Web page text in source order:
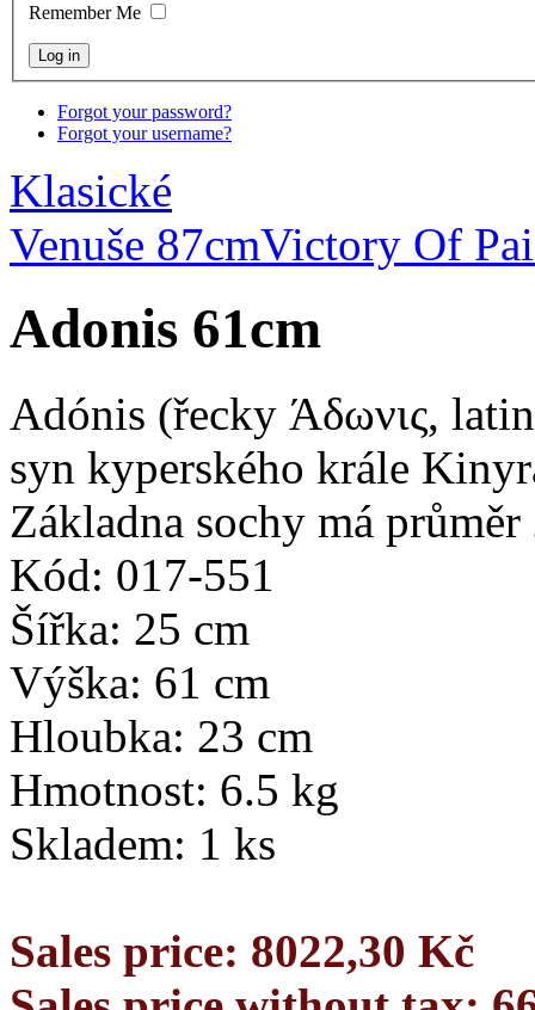
Remember Me
Forgot your password?
Forgot your username?
Klasické
Venuše 87cmVictory Of
Adonis 61cm
Adónis (řecky Άδωνις,
syn kyperského krále
Základna sochy má
Kód: 017-551
Šířka: 25 cm
Výška: 61 cm
Hloubka: 23 cm
Hmotnost: 6.5 kg
Skladem: 1 ks
Sales price: 8022,30 Kč